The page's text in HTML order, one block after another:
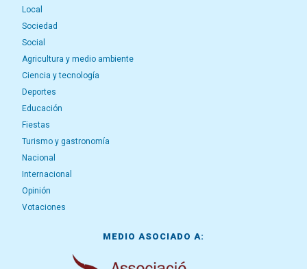
Local
Sociedad
Social
Agricultura y medio ambiente
Ciencia y tecnología
Deportes
Educación
Fiestas
Turismo y gastronomía
Nacional
Internacional
Opinión
Votaciones
MEDIO ASOCIADO A: